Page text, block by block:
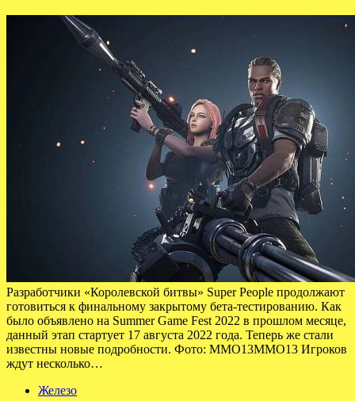
Разработчики «Королевской битвы» Super People продолжают
готовиться к финальному закрытому бета-тестированию. Как
было объявлено на Summer Game Fest 2022 в прошлом месяце,
данный этап стартует 17 августа 2022 года. Теперь же стали
известны новые подробности. Фото: MMO13MMO13 Игроков
ждут несколько…
Железо